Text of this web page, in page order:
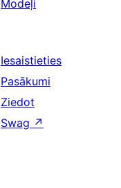
Modeļi
Iesaistieties
Pasākumi
Ziedot
Swag ↗